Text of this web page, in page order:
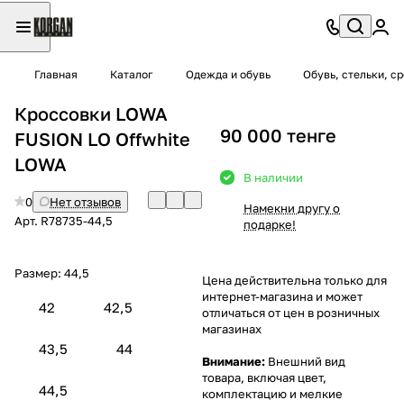
Главная Каталог Одежда и обувь Обувь, стельки,
Кроссовки LOWA
FUSION LO Offwhite
LOWA
0
Нет отзывов
Арт. R78735-44,5
Размер: 44,5
42 42,5
43,5 44
44,5
90 000 тенге
В наличии
Намекни другу о
подарке!
Цена действительна только для
интернет-магазина и может
отличаться от цен в розничных
магазинах
Внимание: Внешний вид
товара, включая цвет,
комплектацию и мелкие